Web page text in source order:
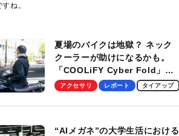
ね。
夏場のバイクは地獄？ ネック
クーラーが助けになるかも。
「COOLiFY Cyber Fold」レ
ビュー。冷却の速さ、密着する
性がグッド！
アクセサリ レポート タイアップ
“AIメガネ”の大学生活における